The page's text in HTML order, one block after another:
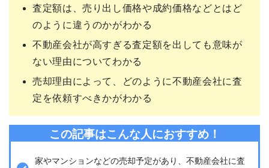
査定額は、売り出し価格や成約価格などとはど
のように違うのかがわかる
不動産会社が高すぎる査定額を出しても意味が
ない理由についてわかる
売却理由によって、どのように不動産会社に査
定を依頼すべきかがわかる
この記事はこんな人におすすめ！
家やマンションなどの売却予定があり、不動産会社に査